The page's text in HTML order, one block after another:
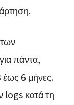
πάντα,
6 μήνες.
logs κατά τη